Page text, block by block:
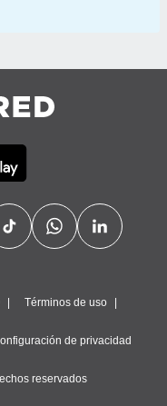
Términos de uso
de privacidad
reservados